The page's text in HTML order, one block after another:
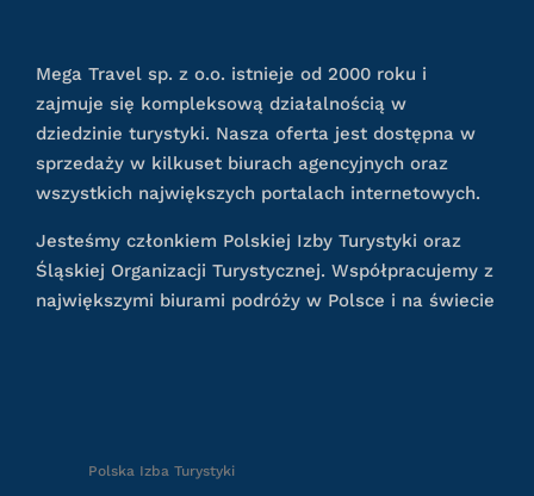
Mega Travel sp. z o.o. istnieje od 2000 roku i
zajmuje się kompleksową działalnością w
dziedzinie turystyki. Nasza oferta jest dostępna w
sprzedaży w kilkuset biurach agencyjnych oraz
wszystkich największych portalach internetowych.
Jesteśmy członkiem Polskiej Izby Turystyki oraz
Śląskiej Organizacji Turystycznej. Współpracujemy z
największymi biurami podróży w Polsce i na świecie
Polska Izba Turystyki